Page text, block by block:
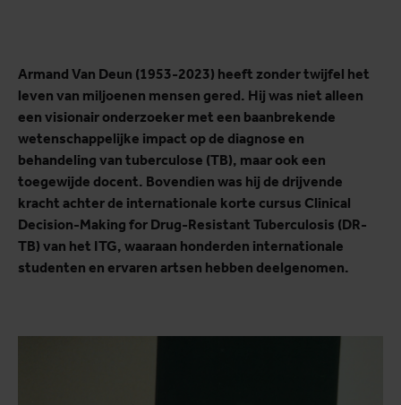
Armand Van Deun (1953-2023) heeft zonder twijfel het
leven van miljoenen mensen gered. Hij was niet alleen
een visionair onderzoeker met een baanbrekende
wetenschappelijke impact op de diagnose en
behandeling van tuberculose (TB), maar ook een
toegewijde docent. Bovendien was hij de drijvende
kracht achter de internationale korte cursus Clinical
Decision-Making for Drug-Resistant Tuberculosis (DR-
TB) van het ITG, waaraan honderden internationale
studenten en ervaren artsen hebben deelgenomen.